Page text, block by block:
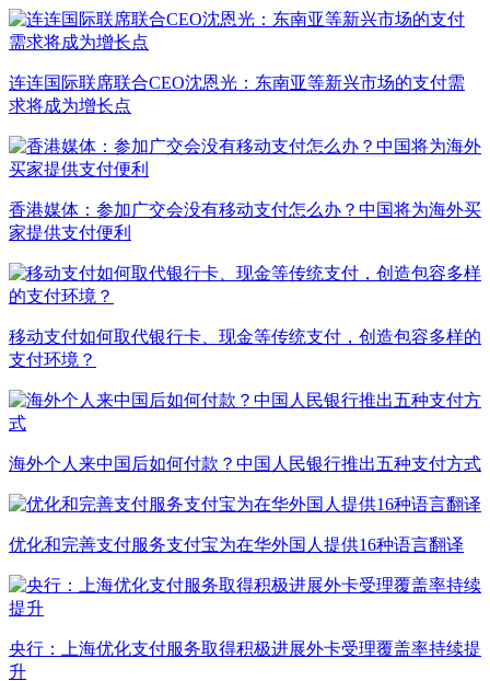
连连国际联席联合CEO沈恩光：东南亚等新兴市场的支付需
求将成为增长点
香港媒体：参加广交会没有移动支付怎么办？中国将为海外买
家提供支付便利
移动支付如何取代银行卡、现金等传统支付，创造包容多样的
支付环境？
海外个人来中国后如何付款？中国人民银行推出五种支付方式
优化和完善支付服务支付宝为在华外国人提供16种语言翻译
央行：上海优化支付服务取得积极进展外卡受理覆盖率持续提
升